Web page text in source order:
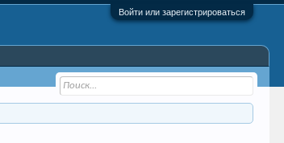
Войти или зарегистрироваться